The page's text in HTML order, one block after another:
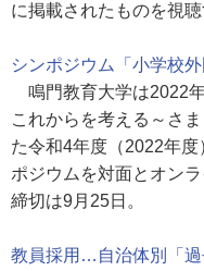
に掲載されたものを視聴
シンポジウム「小学校
鳴門教育大学は2022
これからを考える～さ
た令和4年度（2022年
ポジウムを対面とオン
締切は9月25日。
教員採用…自治体別「